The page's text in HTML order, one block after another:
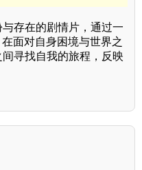
与存在的剧情片，通过一
面对自身困境与世界之
寻找自我的旅程，反映